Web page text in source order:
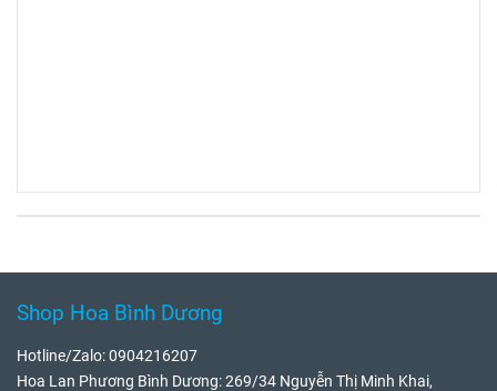
Shop Hoa Bình Dương
Hotline/Zalo: 0904216207
Hoa Lan Phương Bình Dương: 269/34 Nguyễn Thị Minh Khai,